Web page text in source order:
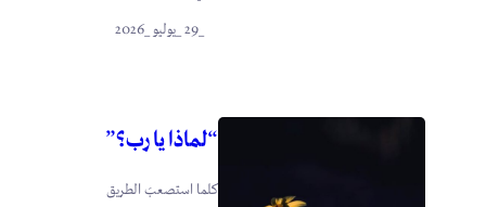
“لماذا يا رب؟”
كلما استصعبَ الطريق